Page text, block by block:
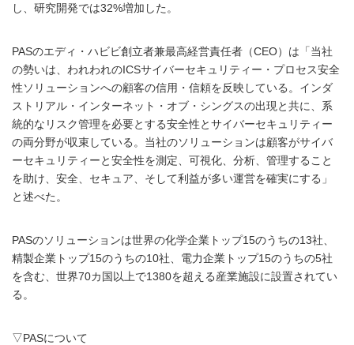
し、研究開発では32%増加した。
PASのエディ・ハビビ創立者兼最高経営責任者（CEO）は「当社
の勢いは、われわれのICSサイバーセキュリティー・プロセス安全
性ソリューションへの顧客の信用・信頼を反映している。インダ
ストリアル・インターネット・オブ・シングスの出現と共に、系
統的なリスク管理を必要とする安全性とサイバーセキュリティー
の両分野が収束している。当社のソリューションは顧客がサイバ
ーセキュリティーと安全性を測定、可視化、分析、管理すること
を助け、安全、セキュア、そして利益が多い運営を確実にする」
と述べた。
PASのソリューションは世界の化学企業トップ15のうちの13社、
精製企業トップ15のうちの10社、電力企業トップ15のうちの5社
を含む、世界70カ国以上で1380を超える産業施設に設置されてい
る。
▽PASについて